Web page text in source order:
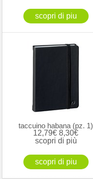
taccuino habana (pz. 1)
12,79€ 8,30€
scopri di più